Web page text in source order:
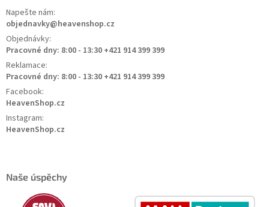
Napešte nám:
objednavky@heavenshop.cz
Objednávky:
Pracovné dny: 8:00 - 13:30 +421 914 399 399
Reklamace:
Pracovné dny: 8:00 - 13:30 +421 914 399 399
Facebook:
HeavenShop.cz
Instagram:
HeavenShop.cz
Naše úspěchy